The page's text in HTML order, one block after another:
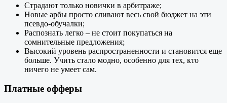
Страдают только новички в арбитраже;
Новые арбы просто сливают весь свой бюджет на эти
псевдо-обучалки;
Распознать легко – не стоит покупаться на
сомнительные предложения;
Высокий уровень распространенности и становится еще
больше. Учить стало модно, особенно для тех, кто
ничего не умеет сам.
Платные офферы